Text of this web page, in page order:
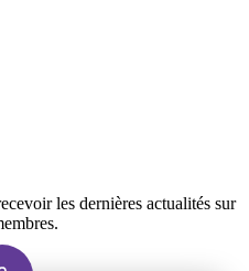
les dernières actualités sur